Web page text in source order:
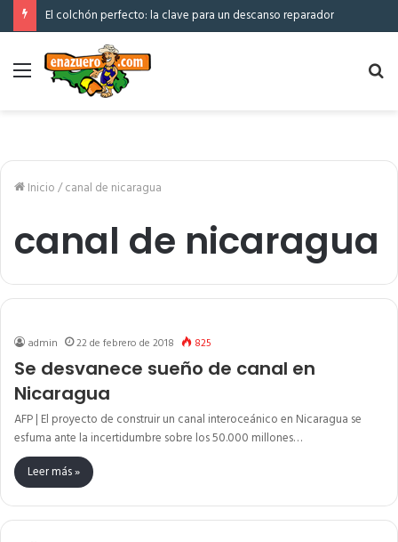
El colchón perfecto: la clave para un descanso reparador
Menú
Inicio/canal de nicaragua
canal de nicaragua
admin 22 de febrero de 2018 825
Se desvanece sueño de canal en
Nicaragua
AFP | El proyecto de construir un canal interoceánico en Nicaragua se
esfuma ante la incertidumbre sobre los 50.000 millones…
Leer más »